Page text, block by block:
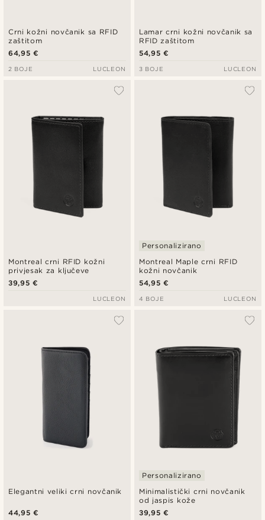
Crni kožni novčanik sa RFID
zaštitom
64,95 €
2 BOJE LUCLEON
Lamar crni kožni novčanik sa
RFID zaštitom
54,95 €
3 BOJE LUCLEON
Montreal crni RFID kožni
privjesak za ključeve
39,95 €
LUCLEON
Montreal Maple crni RFID
kožni novčanik
Personalizirano
54,95 €
4 BOJE LUCLEON
Elegantni veliki crni novčanik
44,95 €
Minimalistički crni novčanik
od jaspis kože
Personalizirano
39,95 €